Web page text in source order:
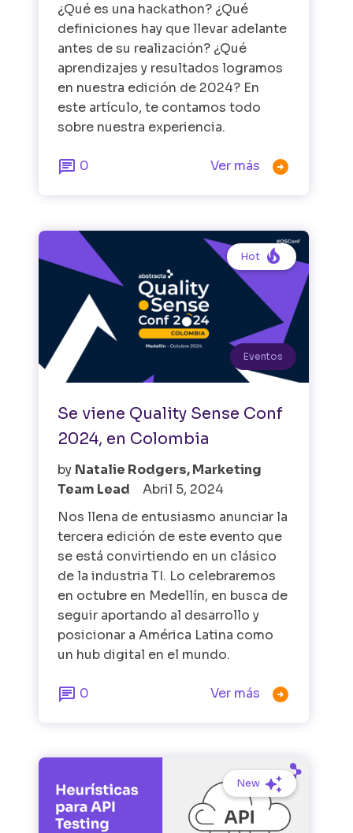
¿Qué es una hackathon? ¿Qué
definiciones hay que llevar adelante
antes de su realización? ¿Qué
aprendizajes y resultados logramos
en nuestra edición de 2024? En
este artículo, te contamos todo
sobre nuestra experiencia.
 0 Ver más 
Hot 
Eventos
Se viene Quality Sense Conf
2024, en Colombia
by Natalie Rodgers, Marketing
Team Lead
Abril 5, 2024
Nos llena de entusiasmo anunciar la
tercera edición de este evento que
se está convirtiendo en un clásico
de la industria TI. Lo celebraremos
en octubre en Medellín, en busca de
seguir aportando al desarrollo y
posicionar a América Latina como
un hub digital en el mundo.
 0 Ver más 
New